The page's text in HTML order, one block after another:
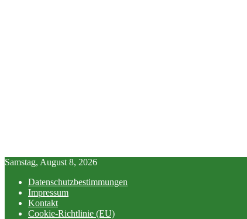
Samstag, August 8, 2026
Datenschutzbestimmungen
Impressum
Kontakt
Cookie-Richtlinie (EU)